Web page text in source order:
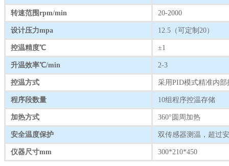
转速范围rpm/min 20-2000
设计压力mpa 12.5（可定制20）
控温精度℃ ±1
升温效率℃/min 2-3
控温方式 采用PID模式精准内部
程序段数量 10组程序控温存储
加热方式 360°圆周加热
安全温度保护 双传感器测温，超过
仪器尺寸mm 300*210*450